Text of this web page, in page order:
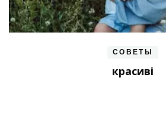
СОВЕТЫ
красиві